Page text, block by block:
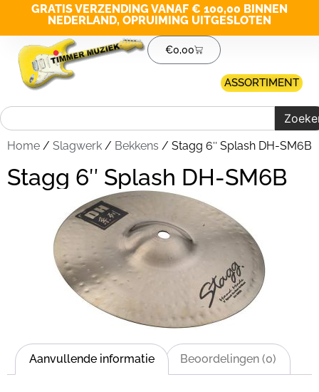
GRATIS VERZENDING VANAF € 100,00 BINNEN
NEDERLAND, OPRUIMING UITGESLOTEN
€0,00
ASSORTIMENT
Home / Slagwerk / Bekkens / Stagg 6″ Splash DH-SM6B
Stagg 6″ Splash DH-SM6B
Aanvullende informatie Beoordelingen (0)